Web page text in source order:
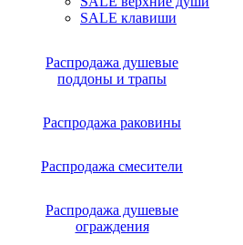
SALE клавиши
Распродажа душевые
поддоны и трапы
Распродажа раковины
Распродажа смесители
Распродажа душевые
ограждения